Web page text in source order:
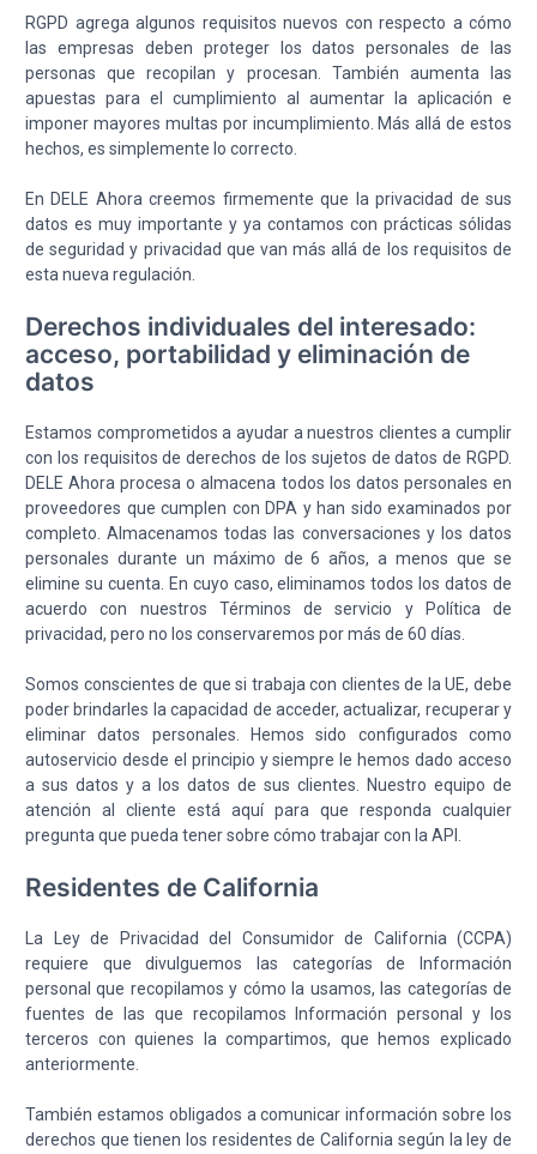
RGPD agrega algunos requisitos nuevos con respecto a cómo
las empresas deben proteger los datos personales de las
personas que recopilan y procesan. También aumenta las
apuestas para el cumplimiento al aumentar la aplicación e
imponer mayores multas por incumplimiento. Más allá de estos
hechos, es simplemente lo correcto.
En DELE Ahora creemos firmemente que la privacidad de sus
datos es muy importante y ya contamos con prácticas sólidas
de seguridad y privacidad que van más allá de los requisitos de
esta nueva regulación.
Derechos individuales del interesado:
acceso, portabilidad y eliminación de
datos
Estamos comprometidos a ayudar a nuestros clientes a cumplir
con los requisitos de derechos de los sujetos de datos de RGPD.
DELE Ahora procesa o almacena todos los datos personales en
proveedores que cumplen con DPA y han sido examinados por
completo. Almacenamos todas las conversaciones y los datos
personales durante un máximo de 6 años, a menos que se
elimine su cuenta. En cuyo caso, eliminamos todos los datos de
acuerdo con nuestros Términos de servicio y Política de
privacidad, pero no los conservaremos por más de 60 días.
Somos conscientes de que si trabaja con clientes de la UE, debe
poder brindarles la capacidad de acceder, actualizar, recuperar y
eliminar datos personales. Hemos sido configurados como
autoservicio desde el principio y siempre le hemos dado acceso
a sus datos y a los datos de sus clientes. Nuestro equipo de
atención al cliente está aquí para que responda cualquier
pregunta que pueda tener sobre cómo trabajar con la API.
Residentes de California
La Ley de Privacidad del Consumidor de California (CCPA)
requiere que divulguemos las categorías de Información
personal que recopilamos y cómo la usamos, las categorías de
fuentes de las que recopilamos Información personal y los
terceros con quienes la compartimos, que hemos explicado
anteriormente.
También estamos obligados a comunicar información sobre los
derechos que tienen los residentes de California según la ley de